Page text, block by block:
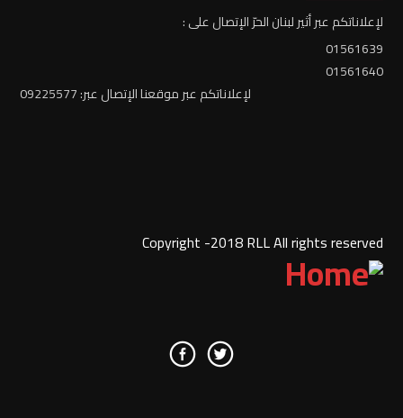
لإعلاناتكم عبر أثير لبنان الحرّ الإتصال على :
01561639
01561640
لإعلاناتكم عبر موقعنا الإتصال عبر: 09225577
Copyright -2018 RLL All rights reserved